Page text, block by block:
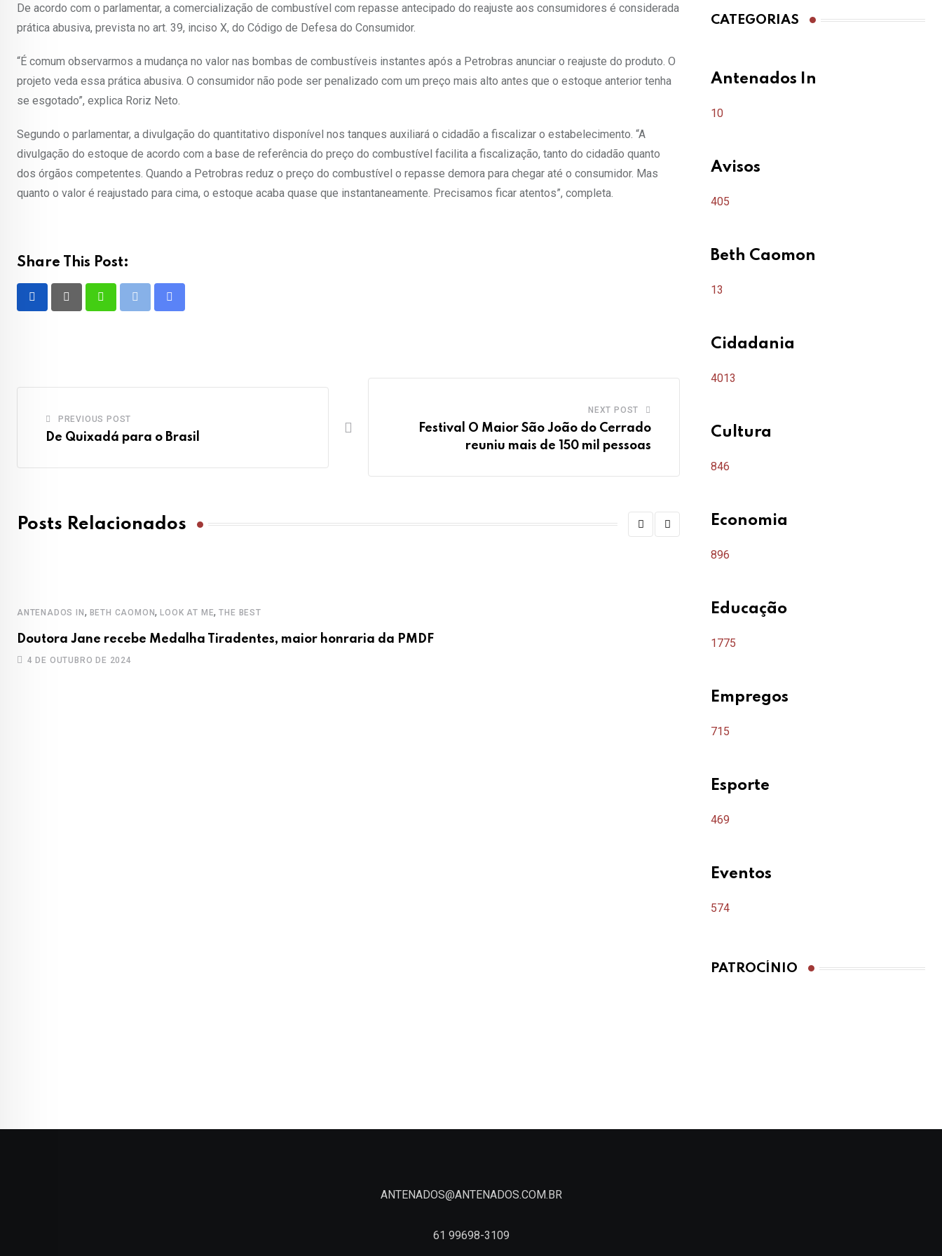
De acordo com o parlamentar, a comercialização de combustível com repasse antecipado do reajuste aos consumidores é considerada
prática abusiva, prevista no art. 39, inciso X, do Código de Defesa do Consumidor.
“É comum observarmos a mudança no valor nas bombas de combustíveis instantes após a Petrobras anunciar o reajuste do produto. O
projeto veda essa prática abusiva. O consumidor não pode ser penalizado com um preço mais alto antes que o estoque anterior tenha
se esgotado”, explica Roriz Neto.
Segundo o parlamentar, a divulgação do quantitativo disponível nos tanques auxiliará o cidadão a fiscalizar o estabelecimento. “A
divulgação do estoque de acordo com a base de referência do preço do combustível facilita a fiscalização, tanto do cidadão quanto
dos órgãos competentes. Quando a Petrobras reduz o preço do combustível o repasse demora para chegar até o consumidor. Mas
quanto o valor é reajustado para cima, o estoque acaba quase que instantaneamente. Precisamos ficar atentos”, completa.
Share This Post:
WhatsappPrint
Share
PREVIOUS POST
De Quixadá para o Brasil
NEXT POST
Festival O Maior São João do Cerrado
reuniu mais de 150 mil pessoas
Posts Relacionados
ANTENADOS IN , BETH CAOMON,LOOK AT ME,THE BEST
Doutora Jane recebe Medalha Tiradentes, maior honraria da PMDF
4 DE OUTUBRO DE 2024
CIDADANIA ,THE BEST
Projeto propõe liberação de consulta a
CATEGORIAS
Antenados In
10
Avisos
405
Beth Caomon
13
Cidadania
4013
Cultura
846
Economia
896
Educação
1775
Empregos
715
Esporte
469
Eventos
574
PATROCÍNIO
ANTENADOS@ANTENADOS.COM.BR
61 99698-3109